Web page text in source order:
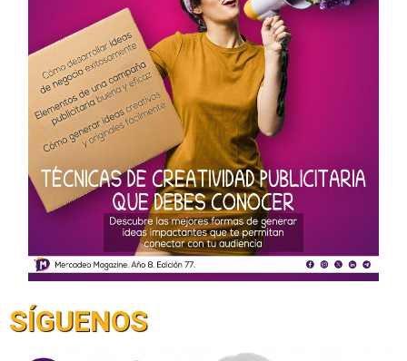
SÍGUENOS